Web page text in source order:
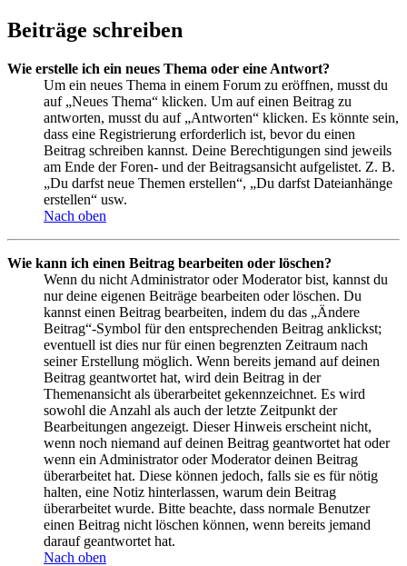
Beiträge schreiben
Wie erstelle ich ein neues Thema oder eine Antwort?
Um ein neues Thema in einem Forum zu eröffnen, musst du
auf „Neues Thema“ klicken. Um auf einen Beitrag zu
antworten, musst du auf „Antworten“ klicken. Es könnte sein,
dass eine Registrierung erforderlich ist, bevor du einen
Beitrag schreiben kannst. Deine Berechtigungen sind jeweils
am Ende der Foren- und der Beitragsansicht aufgelistet. Z. B.
„Du darfst neue Themen erstellen“, „Du darfst Dateianhänge
erstellen“ usw.
Nach oben
Wie kann ich einen Beitrag bearbeiten oder löschen?
Wenn du nicht Administrator oder Moderator bist, kannst du
nur deine eigenen Beiträge bearbeiten oder löschen. Du
kannst einen Beitrag bearbeiten, indem du das „Ändere
Beitrag“-Symbol für den entsprechenden Beitrag anklickst;
eventuell ist dies nur für einen begrenzten Zeitraum nach
seiner Erstellung möglich. Wenn bereits jemand auf deinen
Beitrag geantwortet hat, wird dein Beitrag in der
Themenansicht als überarbeitet gekennzeichnet. Es wird
sowohl die Anzahl als auch der letzte Zeitpunkt der
Bearbeitungen angezeigt. Dieser Hinweis erscheint nicht,
wenn noch niemand auf deinen Beitrag geantwortet hat oder
wenn ein Administrator oder Moderator deinen Beitrag
überarbeitet hat. Diese können jedoch, falls sie es für nötig
halten, eine Notiz hinterlassen, warum dein Beitrag
überarbeitet wurde. Bitte beachte, dass normale Benutzer
einen Beitrag nicht löschen können, wenn bereits jemand
darauf geantwortet hat.
Nach oben